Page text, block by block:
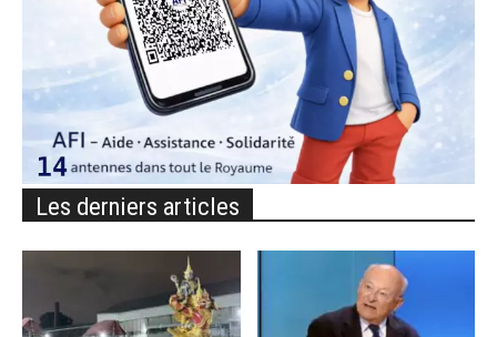
Les derniers articles